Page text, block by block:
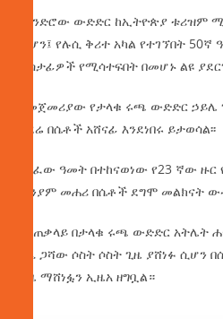
የዘንድሮው ውድድር ከኢትዮጵያ ቱሪዝም
ሲሆን፤ የሉሲ ቅሪተ አካል የተገኘበት
ተሳታፊዎች የሚሳተፍበት በመሆኑ ልዩ
በመጀመሪያው የታላቁ ሩጫ ውድድር ኃይሌ
አደሬ በሴቶች አሸናፊ እንደነበሩ ይታወሳል፡፡
ባለፈው ዓመት በተከናወነው የ23 ኛው
ቢንያም መሐሪ በሴቶች ደግሞ መልክናት
በአጠቃላይ በታላቁ ሩጫ ውድድር አትሌት
አቤ ጋሻው ሶስት ሶስት ጊዜ ያሸነፉ ሲሆን
ጊዜ ማሸነፏን ኢዜአ ዘግቧል።